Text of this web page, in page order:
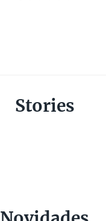
Stories